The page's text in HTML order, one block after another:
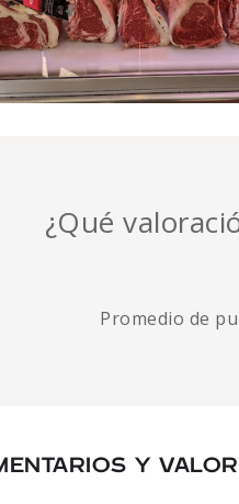
¿Qué
Promedio de
Y